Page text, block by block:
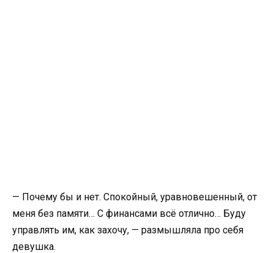
— Почему бы и нет. Спокойный, уравновешенный, от
меня без памяти… С финансами всё отлично… Буду
управлять им, как захочу, — размышляла про себя
девушка.